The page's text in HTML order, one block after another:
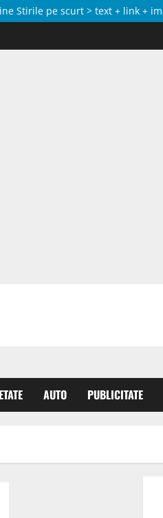
Stirile pe scurt > text + link +
AUTO PUBLICITATE